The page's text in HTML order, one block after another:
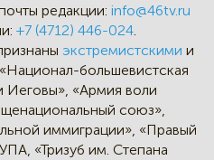
редакции: info@46tv.ru
+7 (4712) 446-024
экстремистскими и
большевистская
Иеговы», «Армия воли
союз»,
иммиграции», «Правый
«Тризуб им. Степана